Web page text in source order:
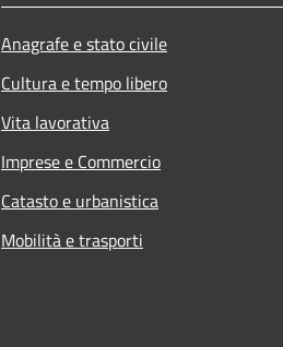
Anagrafe e stato civile
Cultura e tempo libero
Vita lavorativa
Imprese e Commercio
Catasto e urbanistica
Mobilità e trasporti